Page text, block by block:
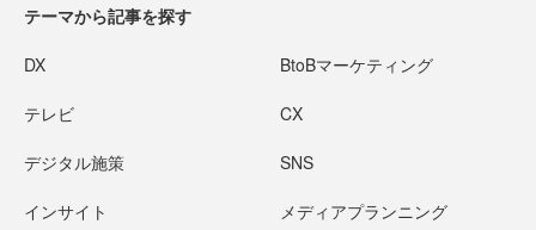
テーマから記事を探す
DX BtoBマーケティング
テレビ CX
デジタル施策 SNS
インサイト メディアプランニング